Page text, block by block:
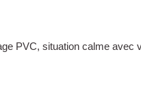
PVC, situation calme avec